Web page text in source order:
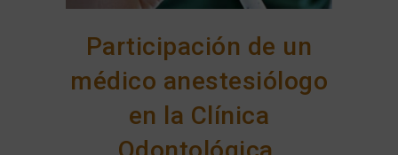
Participación de un
médico anestesiólogo
en la Clínica